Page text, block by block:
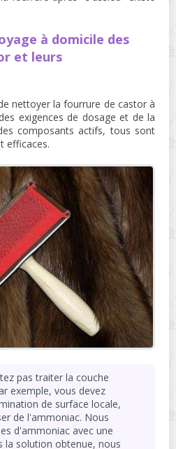
à domicile des
et leurs
nettoyer la fourrure de castor à
exigences de dosage et de la
composants actifs, tous sont
efficaces.
pas traiter la couche
exemple, vous devez
de surface locale,
de l'ammoniac. Nous
d'ammoniac avec une
la solution obtenue, nous